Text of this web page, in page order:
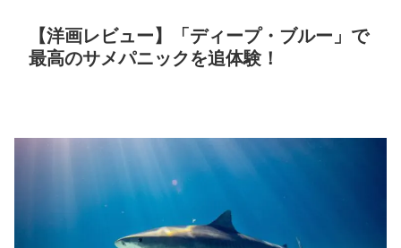
【洋画レビュー】「ディープ・ブルー」で
最高のサメパニックを追体験！